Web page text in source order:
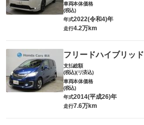
車両本体価格
(税込)
年式2022(令和4)年
走行4.2万km
フリードハイブリッド
支払総額
(税込)(リ済込)
車両本体価格
(税込)
年式2014(平成26)年
走行7.6万km